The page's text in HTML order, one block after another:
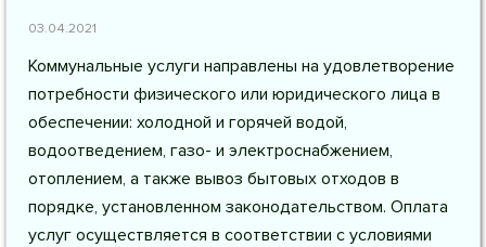
03.04.2021
Коммунальные услуги направлены на удовлетворение
потребности физического или юридического лица в
обеспечении: холодной и горячей водой,
водоотведением, газо- и электроснабжением,
отоплением, а также вывоз бытовых отходов в
порядке, установленном законодательством. Оплата
услуг осуществляется в соответствии с условиями